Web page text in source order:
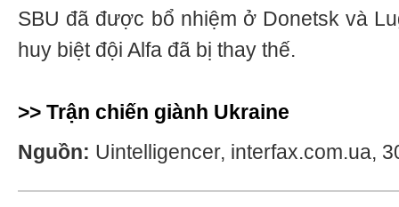
SBU đã được bổ nhiệm ở Donetsk và
huy biệt đội Alfa đã bị thay thế.
>> Trận chiến giành Ukraine
Nguồn: Uintelligencer, interfax.com.ua,